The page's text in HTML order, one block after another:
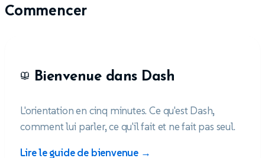
Commencer
Bienvenue dans Dash
L'orientation en cinq minutes. Ce qu'est Dash,
comment lui parler, ce qu'il fait et ne fait pas seul.
Lire le guide de bienvenue →